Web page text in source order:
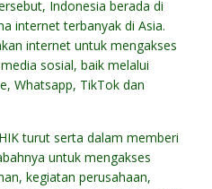
Indonesia berada di
internet terbanyak di Asia.
internet untuk mengakses
sosial, baik melalui
Whatsapp, TikTok dan
turut serta dalam memberi
untuk mengakses
kegiatan perusahaan,